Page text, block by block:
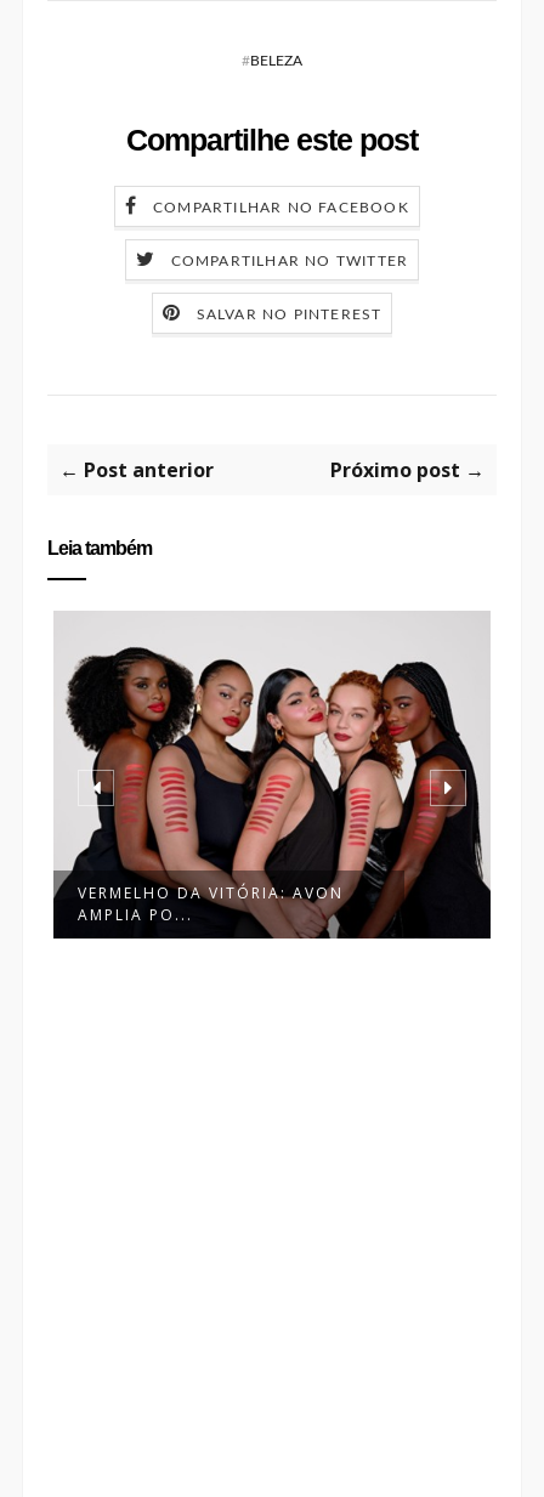
#BELEZA
Compartilhe este post
COMPARTILHAR NO FACEBOOK
COMPARTILHAR NO TWITTER
SALVAR NO PINTEREST
← Post anterior Próximo post →
Leia também
AVON MARCA ENTRADA DE
POWER STAY NA...